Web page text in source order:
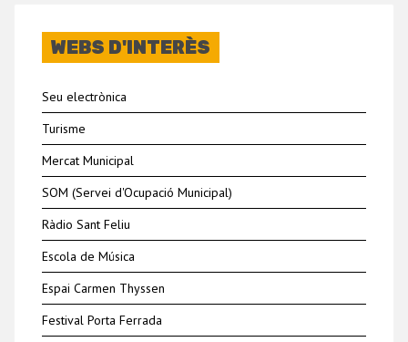
WEBS D'INTERÈS
Seu electrònica
Turisme
Mercat Municipal
SOM (Servei d'Ocupació Municipal)
Ràdio Sant Feliu
Escola de Música
Espai Carmen Thyssen
Festival Porta Ferrada